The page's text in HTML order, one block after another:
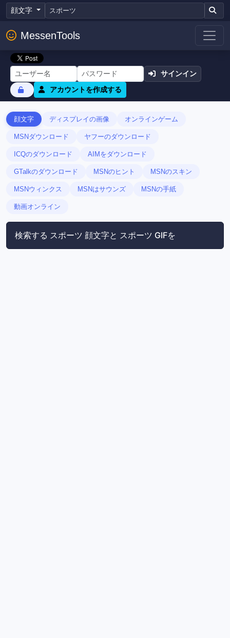
顔文字
MessenTools
サインイン
アカウントを作成する
顔文字 ディスプレイの画像 オンラインゲーム
MSNダウンロード ヤフーのダウンロード
ICQのダウンロード AIMをダウンロード
GTalkのダウンロード MSNのヒント MSNのスキン
MSNウィンクス MSNはサウンズ MSNの手紙
動画オンライン
検索する スポーツ 顔文字と スポーツ GIFを